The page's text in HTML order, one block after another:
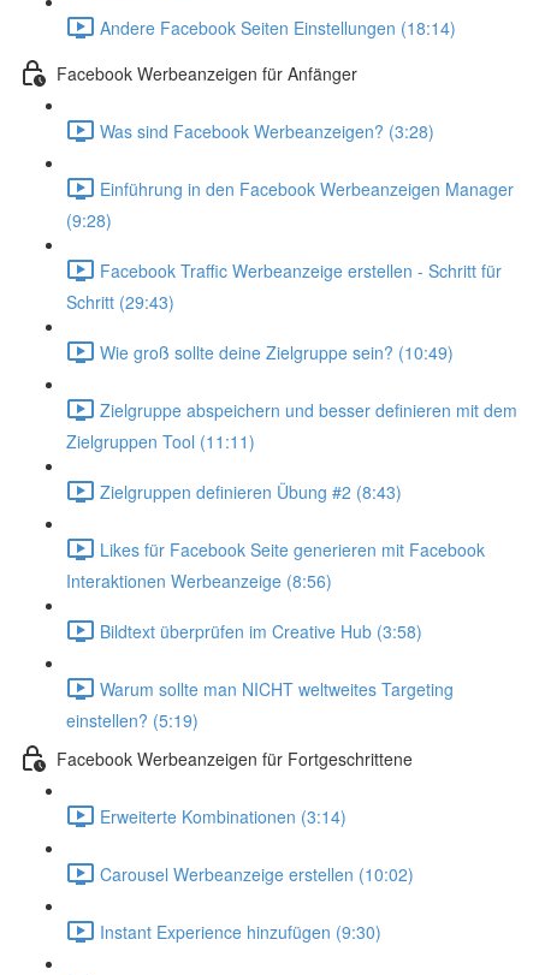
Andere Facebook Seiten Einstellungen (18:14)
Facebook Werbeanzeigen für Anfänger
Was sind Facebook Werbeanzeigen? (3:28)
Einführung in den Facebook Werbeanzeigen Manager
(9:28)
Facebook Traffic Werbeanzeige erstellen - Schritt für
Schritt (29:43)
Wie groß sollte deine Zielgruppe sein? (10:49)
Zielgruppe abspeichern und besser definieren mit dem
Zielgruppen Tool (11:11)
Zielgruppen definieren Übung #2 (8:43)
Likes für Facebook Seite generieren mit Facebook
Interaktionen Werbeanzeige (8:56)
Bildtext überprüfen im Creative Hub (3:58)
Warum sollte man NICHT weltweites Targeting
einstellen? (5:19)
Facebook Werbeanzeigen für Fortgeschrittene
Erweiterte Kombinationen (3:14)
Carousel Werbeanzeige erstellen (10:02)
Instant Experience hinzufügen (9:30)